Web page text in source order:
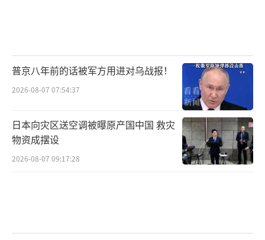
普京八年前的话被军方用进对乌战报！
2026-08-07 07:54:37
日本向灾区送空调被曝原产国中国 救灾
物资成摆设
2026-08-07 09:17:28